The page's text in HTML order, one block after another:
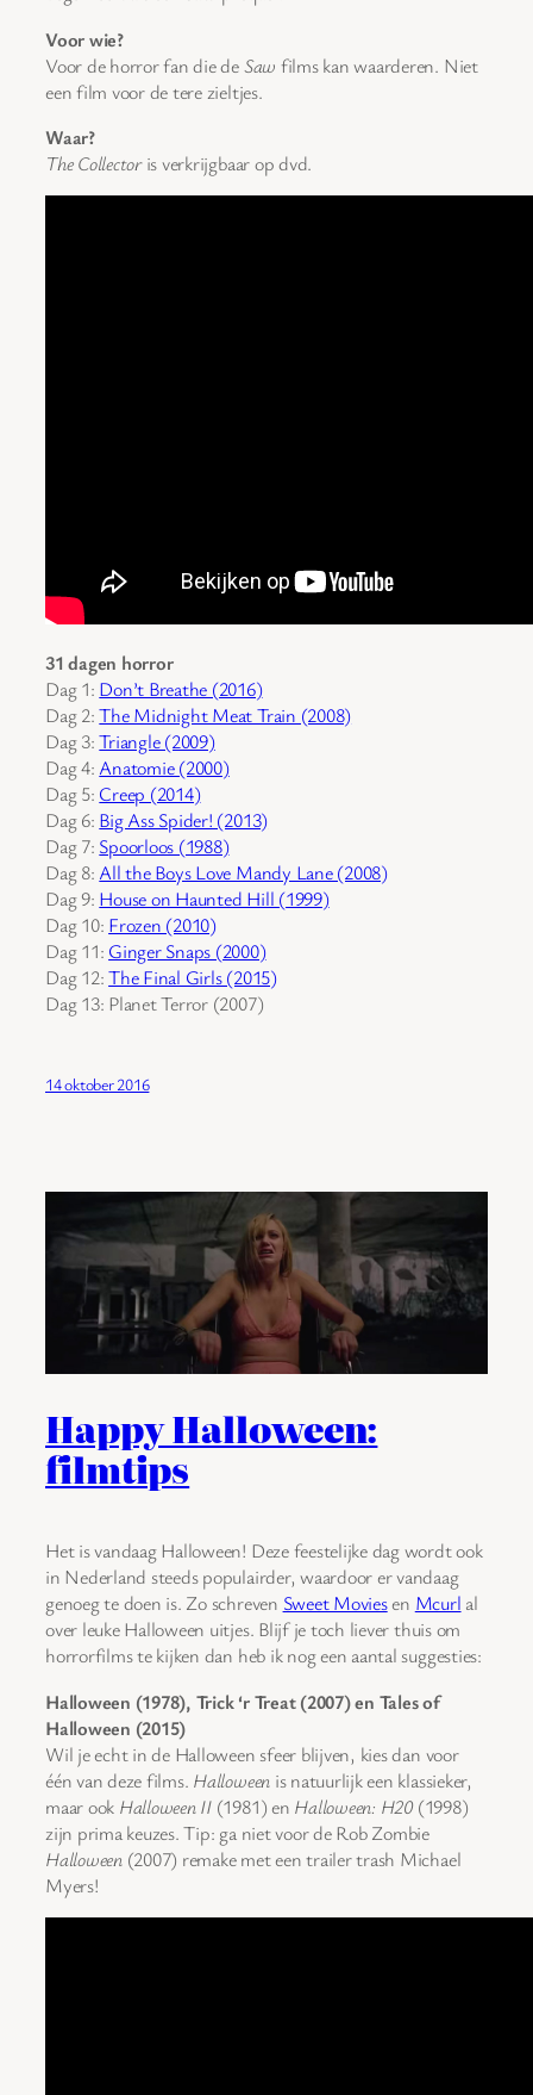
Voor wie?
Voor de horror fan die deSaw films kan waarderen. Niet
een film voor de tere zieltjes.
Waar?
The Collectoris verkrijgbaar op dvd.
31 dagen horror
Dag 1: Don’t Breathe (2016)
Dag 2:The Midnight Meat Train (2008)
Dag 3:Triangle (2009)
Dag 4: Anatomie (2000)
Dag 5: Creep (2014)
Dag 6: Big Ass Spider! (2013)
Dag 7: Spoorloos (1988)
Dag 8: All the Boys Love Mandy Lane (2008)
Dag 9: House on Haunted Hill (1999)
Dag 10: Frozen (2010)
Dag 11: Ginger Snaps (2000)
Dag 12:The Final Girls (2015)
Dag 13: Planet Terror (2007)
14 oktober 2016
Happy Halloween:
filmtips
Het is vandaag Halloween! Deze feestelijke dag wordt ook
in Nederland steeds populairder, waardoor er vandaag
genoeg te doen is. Zo schreven Sweet Moviesen Mcurl al
over leuke Halloween uitjes. Blijf je toch liever thuis om
horrorfilms te kijken dan heb ik nog een aantal suggesties:
Halloween (1978), Trick ‘r Treat (2007) en Tales of
Halloween (2015)
Wil je echt in de Halloween sfeer blijven, kies dan voor
één van deze films. Halloween is natuurlijk een klassieker,
maar ook Halloween II(1981) en Halloween: H20(1998)
zijn prima keuzes. Tip: ga niet voor de Rob Zombie
Halloween(2007) remake met een trailer trash Michael
Myers!